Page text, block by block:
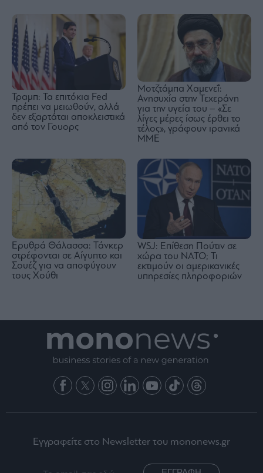
Τραμπ: Τα επιτόκια Fed
πρέπει να μειωθούν, αλλά
δεν εξαρτάται αποκλειστικά
από τον Γουορς
Μοτζτάμπα Χαμενεΐ:
Ανησυχία στην Τεχεράνη
για την υγεία του – «Σε
λίγες μέρες ίσως έρθει το
τέλος», γράφουν ιρανικά
ΜΜΕ
Ερυθρά Θάλασσα: Τάνκερ
στρέφονται σε Αίγυπτο και
Σουέζ για να αποφύγουν
τους Χούθι
WSJ: Eπίθεση Πούτιν σε
χώρα του ΝΑΤΟ; Τι
εκτιμούν οι αμερικανικές
υπηρεσίες πληροφοριών
Εγγραφείτε στο Newsletter του mononews.gr